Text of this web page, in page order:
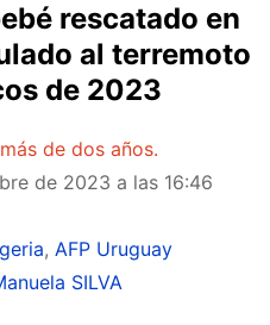
rescatado en
al terremoto
de 2023
de dos años.
de 2023 a las 16:46
, AFP Uruguay
SILVA